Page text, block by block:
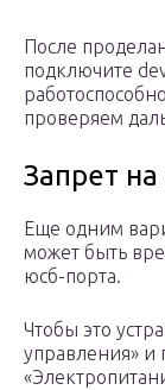
После
подключите
проверяем
Запрет
Еще одним
может быть
юсб-порта.
Чтобы это
управления» и